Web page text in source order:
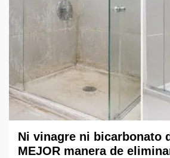
Ni vinagre ni bicarbonato
MEJOR manera de